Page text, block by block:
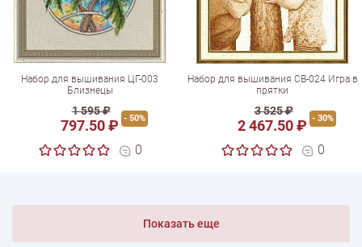
Набор для вышивания ЦГ-003
Близнецы
1 595 ₽
797.50 ₽ - 50%
0
Набор для вышивания СВ-024 Игра в
прятки
3 525 ₽
2 467.50 ₽ - 30%
0
Показать еще